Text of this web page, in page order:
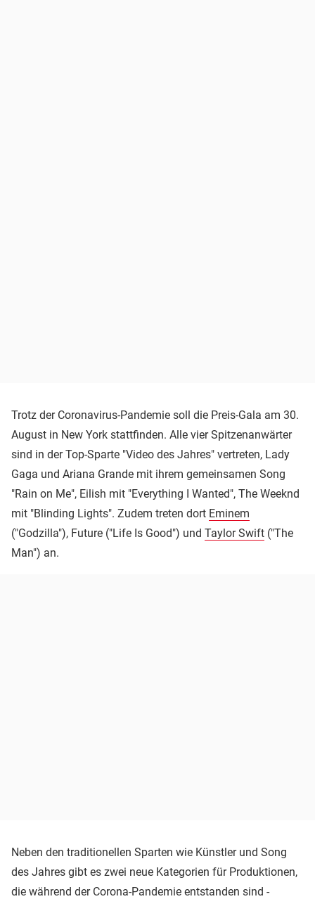
Trotz der Coronavirus-Pandemie soll die Preis-Gala am 30.
August in New York stattfinden. Alle vier Spitzenanwärter
sind in der Top-Sparte "Video des Jahres" vertreten, Lady
Gaga und Ariana Grande mit ihrem gemeinsamen Song
"Rain on Me", Eilish mit "Everything I Wanted", The Weeknd
mit "Blinding Lights". Zudem treten dort Eminem
("Godzilla"), Future ("Life Is Good") und Taylor Swift ("The
Man") an.
Neben den traditionellen Sparten wie Künstler und Song
des Jahres gibt es zwei neue Kategorien für Produktionen,
die während der Corona-Pandemie entstanden sind -